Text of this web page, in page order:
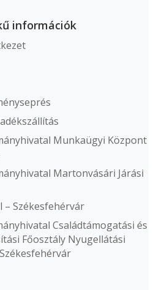
információk
Munkaügyi Központ
Martonvásári Járási
– Székesfehérvár
Családtámogatási és
Főosztály Nyugellátási